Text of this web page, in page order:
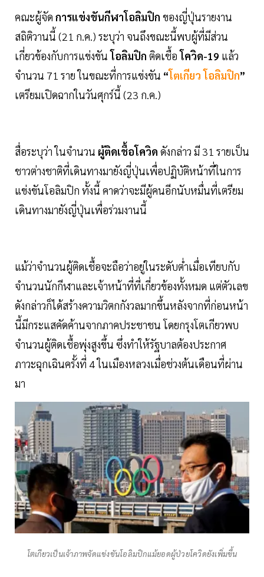
คณะผู้จัด การแข่งขันกีฬาโอลิมปิก ของญี่ปุ่นรายงาน
สถิติวานนี้ (21 ก.ค.) ระบุว่า จนถึงขณะนี้พบผู้ที่มีส่วน
เกี่ยวข้องกับการแข่งขันโอลิมปิก ติดเชื้อโควิด-19 แล้ว
จำนวน 71 ราย ในขณะที่การแข่งขัน “โตเกียว โอลิมปิก”
เตรียมเปิดฉากในวันศุกร์นี้ (23 ก.ค.)
สื่อระบุว่า ในจำนวน ผู้ติดเชื้อโควิด ดังกล่าว มี 31 รายเป็น
ชาวต่างชาติที่เดินทางมายังญี่ปุ่นเพื่อปฏิบัติหน้าที่ในการ
แข่งขันโอลิมปิก ทั้งนี้ คาดว่าจะมีผู้คนอีกนับหมื่นที่เตรียม
เดินทางมายังญี่ปุ่นเพื่อร่วมงานนี้
แม้ว่าจำนวนผู้ติดเชื้อจะถือว่าอยู่ในระดับต่ำเมื่อเทียบกับ
จำนวนนักกีฬาและเจ้าหน้าที่ที่เกี่ยวข้องทั้งหมด แต่ตัวเลข
ดังกล่าวก็ได้สร้างความวิตกกังวลมากขึ้นหลังจากที่ก่อนหน้า
นี้มีกระแสคัดค้านจากภาคประชาชน โดยกรุงโตเกียวพบ
จำนวนผู้ติดเชื้อพุ่งสูงขึ้น ซึ่งทำให้รัฐบาลต้องประกาศ
ภาวะฉุกเฉินครั้งที่ 4 ในเมืองหลวงเมื่อช่วงต้นเดือนที่ผ่าน
มา
โตเกียวเป็นเจ้าภาพจัดแข่งขันโอลิมปิกแม้ยอดผู้ป่วยโควิดยังเพิ่มขึ้น